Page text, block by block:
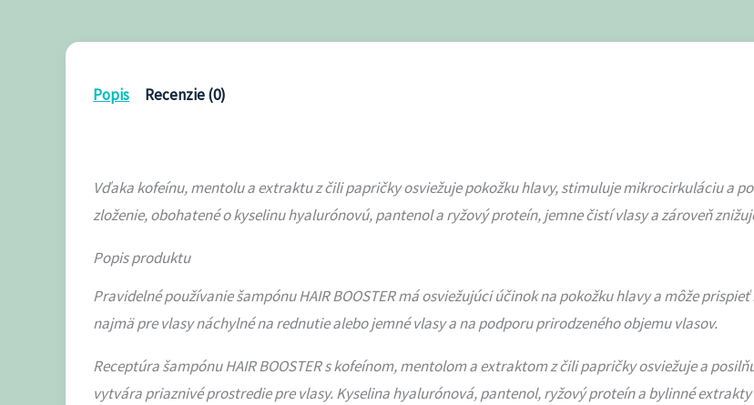
Popis Recenzie (0)
Vďaka kofeínu, mentolu a extraktu z čili papričky osviežuje pokožku hlavy, stimuluje mikrocirkuláciu a
zloženie, obohatené o kyselinu hyalurónovú, pantenol a ryžový proteín, jemne čistí vlasy a zároveň
Popis produktu
Pravidelné používanie šampónu HAIR BOOSTER má osviežujúci účinok na pokožku hlavy a môže
najmä pre vlasy náchylné na rednutie alebo jemné vlasy a na podporu prirodzeného objemu vlasov.
Receptúra ​​šampónu HAIR BOOSTER s kofeínom, mentolom a extraktom z čili papričky osviežuje a
vytvára priaznivé prostredie pre vlasy. Kyselina hyalurónová, pantenol, ryžový proteín a bylinné